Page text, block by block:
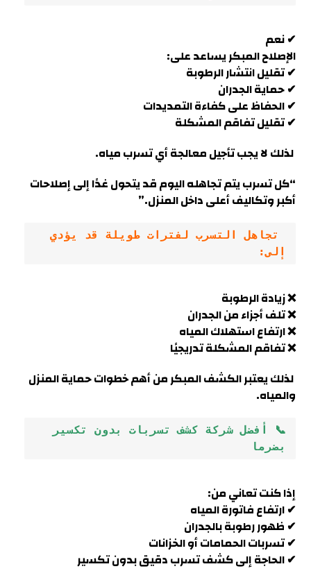
✔ نعم
الإصلاح المبكر يساعد على:
✔ تقليل انتشار الرطوبة
✔ حماية الجدران
✔ الحفاظ على كفاءة التمديدات
✔ تقليل تفاقم المشكلة
لذلك لا يجب تأجيل معالجة أي تسرب مياه.
“كل تسرب يتم تجاهله اليوم قد يتحول غدًا إلى إصلاحات
أكبر وتكاليف أعلى داخل المنزل.”
إلى:
❌ زيادة الرطوبة
❌ تلف أجزاء من الجدران
❌ ارتفاع استهلاك المياه
❌ تفاقم المشكلة تدريجيًا
لذلك يعتبر الكشف المبكر من أهم خطوات حماية المنزل
والمياه.
بضرما
إذا كنت تعاني من:
✔ ارتفاع فاتورة المياه
✔ ظهور رطوبة بالجدران
✔ تسربات الحمامات أو الخزانات
✔ الحاجة إلى كشف تسرب دقيق بدون تكسير